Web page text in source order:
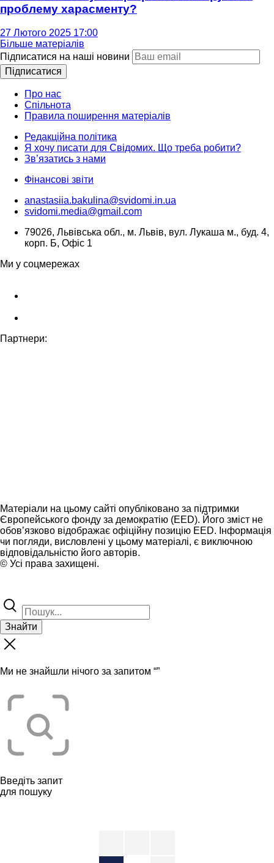
проблему харасменту?
27 Лютого 2025 17:00
Більше матеріалів
Підписатися на наші новини
Підписатися
Про нас
Спільнота
Правила поширення матеріалів
Редакційна політика
Я хочу писати для Свідомих. Що треба робити?
Зв’язатись з нами
Фінансові звіти
anastasiia.bakulina@svidomi.in.ua
svidomi.media@gmail.com
79026, Львівська обл., м. Львів, вул. Лукаша м., буд. 4,
корп. Б, Офіс 1
Ми у соцмережах
Партнери:
Матеріали на цьому сайті опубліковано за підтримки
Європейського фонду за демократію (EED). Його зміст не
обов’язково відображає офіційну позицію EED. Інформація
чи погляди, висловлені у цьому матеріалі, є виключною
відповідальністю його авторів.
© Усі права захищені.
Знайти
Ми не знайшли нічого за запитом “”
Введіть запит
для пошуку